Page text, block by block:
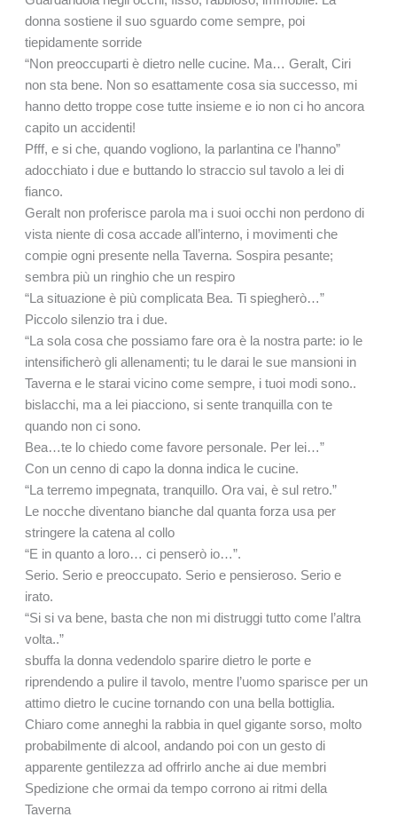
donna sostiene il suo sguardo come sempre, poi
tiepidamente sorride
“Non preoccuparti è dietro nelle cucine. Ma… Geralt, Ciri
non sta bene. Non so esattamente cosa sia successo, mi
hanno detto troppe cose tutte insieme e io non ci ho ancora
capito un accidenti!
Pfff, e si che, quando vogliono, la parlantina ce l’hanno”
adocchiato i due e buttando lo straccio sul tavolo a lei di
fianco.
Geralt non proferisce parola ma i suoi occhi non perdono di
vista niente di cosa accade all’interno, i movimenti che
compie ogni presente nella Taverna. Sospira pesante;
sembra più un ringhio che un respiro
“La situazione è più complicata Bea. Ti spiegherò…”
Piccolo silenzio tra i due.
“La sola cosa che possiamo fare ora è la nostra parte: io le
intensificherò gli allenamenti; tu le darai le sue mansioni in
Taverna e le starai vicino come sempre, i tuoi modi sono..
bislacchi, ma a lei piacciono, si sente tranquilla con te
quando non ci sono.
Bea…te lo chiedo come favore personale. Per lei…”
Con un cenno di capo la donna indica le cucine.
“La terremo impegnata, tranquillo. Ora vai, è sul retro.”
Le nocche diventano bianche dal quanta forza usa per
stringere la catena al collo
“E in quanto a loro… ci penserò io…”.
Serio. Serio e preoccupato. Serio e pensieroso. Serio e
irato.
“Si si va bene, basta che non mi distruggi tutto come l’altra
volta..”
sbuffa la donna vedendolo sparire dietro le porte e
riprendendo a pulire il tavolo, mentre l’uomo sparisce per un
attimo dietro le cucine tornando con una bella bottiglia.
Chiaro come anneghi la rabbia in quel gigante sorso, molto
probabilmente di alcool, andando poi con un gesto di
apparente gentilezza ad offrirlo anche ai due membri
Spedizione che ormai da tempo corrono ai ritmi della
Taverna